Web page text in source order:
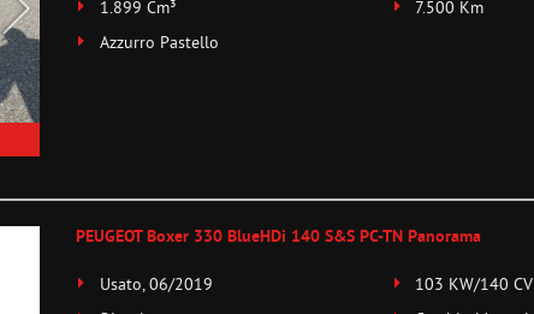
1.899 Cm³
7.500 Km
Azzurro Pastello
PEUGEOT Boxer 330 BlueHDi 140 S&S PC-TN Panorama
Usato, 06/2019
103 KW/140 CV